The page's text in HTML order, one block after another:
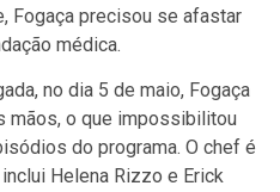
Fogaça precisou se afastar
médica.
no dia 5 de maio, Fogaça
mãos, o que impossibilitou
do programa. O chef é
Helena Rizzo e Erick